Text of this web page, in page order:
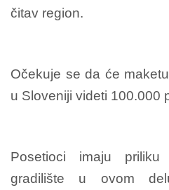
čitav region.
Očekuje se da će
u Sloveniji videti 100.000
Posetioci imaju
gradilište u ovom